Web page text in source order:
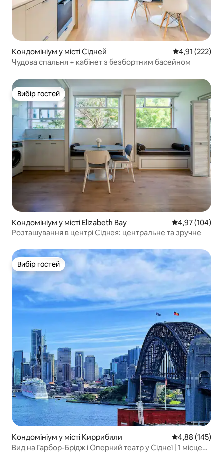
Кондомініум у місті Сідней Середня
4,91 (222)
Чудова спальня + кабінет з безбортним басейном
Вибір гостей
Вибір гостей
Кондомініум у місті Elizabeth Bay Середня
4,97 (104)
Розташування в центрі Сіднея: центральне та зручне
Вибір гостей
Вибір гостей
Кондомініум у місті Киррибили Середня
4,88 (145)
Вид на Гарбор-Брідж і Оперний театр у Сіднеї | 1 місце